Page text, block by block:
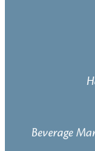
Beverage